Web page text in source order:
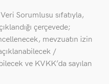
Sorumlusu sıfatıyla,
çerçevede;
mevzuatın izin
/
ve KVKK’da sayılan